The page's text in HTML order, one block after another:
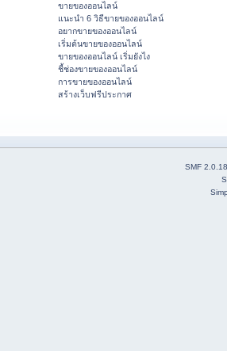
ขายของออนไลน์
แนะนำ 6 วิธีขายของออนไลน์
อยากขายของออนไลน์
เริ่มต้นขายของออนไลน์
ขายของออนไลน์ เริ่มยังไง
ชี้ช่องขายของออนไลน์
การขายของออนไลน์
สร้างเว็บฟรีประกาศ
SMF 2.0.18